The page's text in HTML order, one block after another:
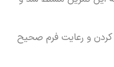
کردن و رعایت فرم صحیح